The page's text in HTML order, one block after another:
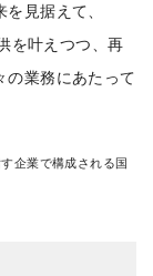
見据えて、
を叶えつつ、再
の業務にあたって
企業で構成される国